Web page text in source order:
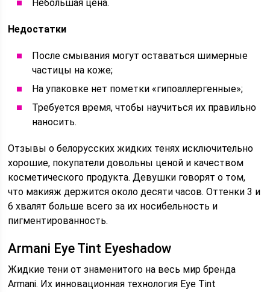
Небольшая цена.
Недостатки
После смывания могут оставаться шимерные
частицы на коже;
На упаковке нет пометки «гипоаллергенные»;
Требуется время, чтобы научиться их правильно
наносить.
Отзывы о белорусских жидких тенях исключительно
хорошие, покупатели довольны ценой и качеством
косметического продукта. Девушки говорят о том,
что макияж держится около десяти часов. Оттенки 3 и
6 хвалят больше всего за их носибельность и
пигментированность.
Armani Eye Tint Eyeshadow
Жидкие тени от знаменитого на весь мир бренда
Armani. Их инновационная технология Eye Tint